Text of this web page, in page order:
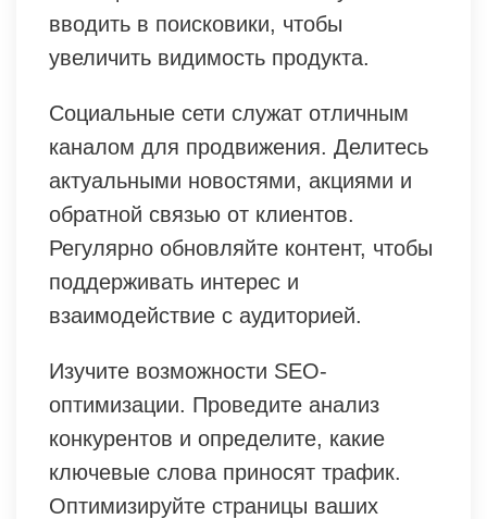
вводить в поисковики, чтобы
увеличить видимость продукта.
Социальные сети служат отличным
каналом для продвижения. Делитесь
актуальными новостями, акциями и
обратной связью от клиентов.
Регулярно обновляйте контент, чтобы
поддерживать интерес и
взаимодействие с аудиторией.
Изучите возможности SEO-
оптимизации. Проведите анализ
конкурентов и определите, какие
ключевые слова приносят трафик.
Оптимизируйте страницы ваших